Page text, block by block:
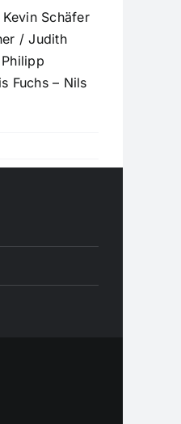
Schäfer
/ Judith
Fuchs – Nils